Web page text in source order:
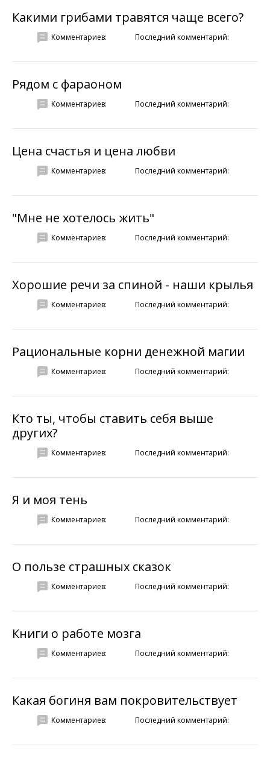
Какими грибами травятся чаще всего?
Комментариев: Последний комментарий:
Рядом с фараоном
Комментариев: Последний комментарий:
Цена счастья и цена любви
Комментариев: Последний комментарий:
"Мне не хотелось жить"
Комментариев: Последний комментарий:
Хорошие речи за спиной - наши крылья
Комментариев: Последний комментарий:
Рациональные корни денежной магии
Комментариев: Последний комментарий:
Кто ты, чтобы ставить себя выше
других?
Комментариев: Последний комментарий:
Я и моя тень
Комментариев: Последний комментарий:
О пользе страшных сказок
Комментариев: Последний комментарий:
Книги о работе мозга
Комментариев: Последний комментарий:
Какая богиня вам покровительствует
Комментариев: Последний комментарий: